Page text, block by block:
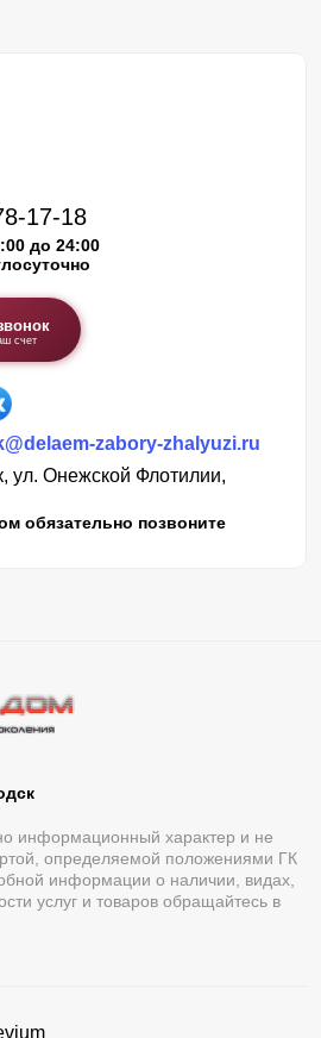
17-18
до 24:00
счет
zabory-zhalyuzi.ru
ул. Онежской Флотилии,
обязательно позвоните
информационный характер и не
определяемой положениями ГК
информации о наличии, видах,
услуг и товаров обращайтесь в